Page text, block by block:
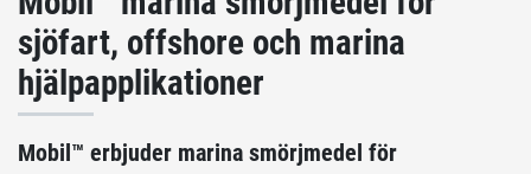
sjöfart, offshore och marina
hjälpapplikationer
Mobil™ erbjuder marina smörjmedel för